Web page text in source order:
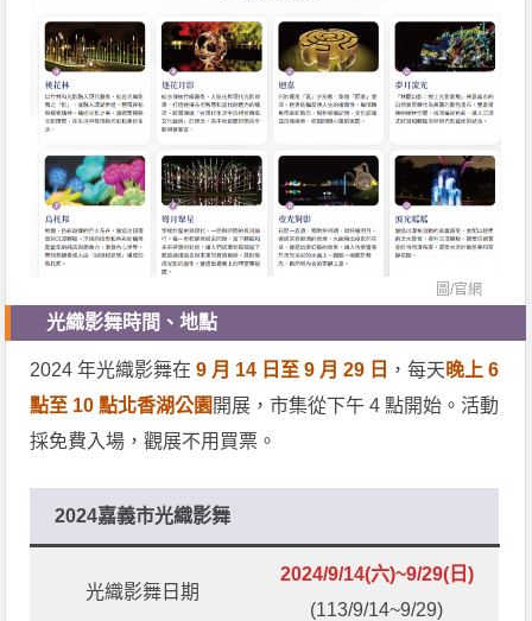
圖/官網
光織影舞時間、地點
2024 年光織影舞在9 月 14 日至 9 月 29 日 ，每天 晚上 6
點至 10 點北香湖公園 開展，市集從下午 4 點開始。活動
採免費入場，觀展不用買票。
2024嘉義市光織影舞
光織影舞日期
2024/9/14(六)~9/29(日)
(113/9/14~9/29)